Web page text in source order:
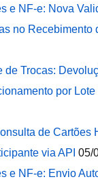
e NF-e: Nova
no Recebimento
de Trocas:
por Lote
de Cartões
via API 05/
e NF-e: Envio